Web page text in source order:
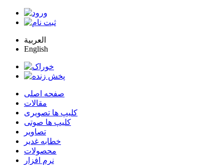
العربية
English
صفحه اصلی
مقالات
کلیپ ها تصویری
کلیپ ها صوتی
تصاویر
خطابه غدیر
محصولات
نرم افزار